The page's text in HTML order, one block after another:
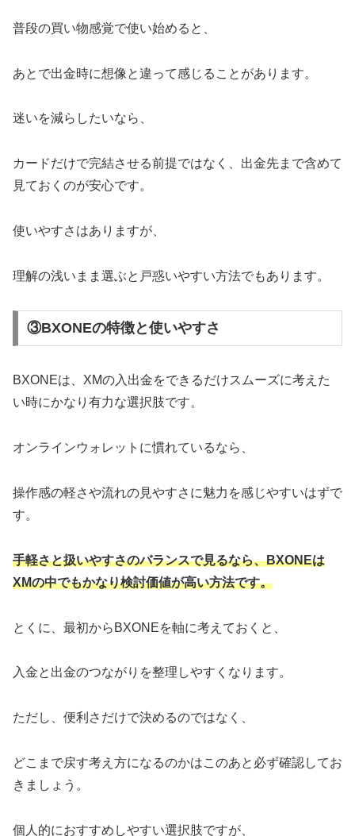
普段の買い物感覚で使い始めると、
あとで出金時に想像と違って感じることがあります。
迷いを減らしたいなら、
カードだけで完結させる前提ではなく、出金先まで含めて
見ておくのが安心です。
使いやすさはありますが、
理解の浅いまま選ぶと戸惑いやすい方法でもあります。
③BXONEの特徴と使いやすさ
BXONEは、XMの入出金をできるだけスムーズに考えた
い時にかなり有力な選択肢です。
オンラインウォレットに慣れているなら、
操作感の軽さや流れの見やすさに魅力を感じやすいはずで
す。
手軽さと扱いやすさのバランスで見るなら、BXONEは
XMの中でもかなり検討価値が高い方法です。
とくに、最初からBXONEを軸に考えておくと、
入金と出金のつながりを整理しやすくなります。
ただし、便利さだけで決めるのではなく、
どこまで戻す考え方になるのかはこのあと必ず確認してお
きましょう。
個人的におすすめしやすい選択肢ですが、